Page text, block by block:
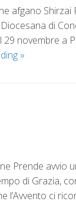
afgano
di
novembre a
»
Prende
di Grazia,
ci